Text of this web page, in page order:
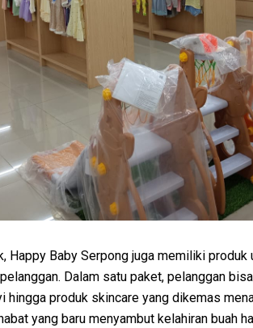
Happy Baby Serpong juga memiliki produk
Dalam satu paket, pelanggan
hingga produk skincare yang dikemas
yang baru menyambut kelahiran buah